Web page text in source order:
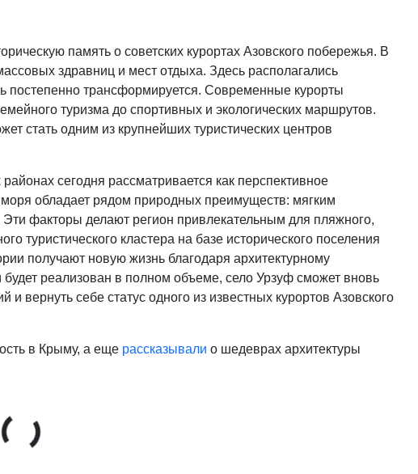
память о советских курортах Азовского побережья. В
здравниц и мест отдыха. Здесь располагались
постепенно трансформируется. Современные курорты
туризма до спортивных и экологических маршрутов.
стать одним из крупнейших туристических центров
сегодня рассматривается как перспективное
обладает рядом природных преимуществ: мягким
факторы делают регион привлекательным для пляжного,
туристического кластера на базе исторического поселения
получают новую жизнь благодаря архитектурному
реализован в полном объеме, село Урзуф сможет вновь
и вернуть себе статус одного из известных курортов Азовского
в Крыму, а еще рассказывали о шедеврах архитектуры